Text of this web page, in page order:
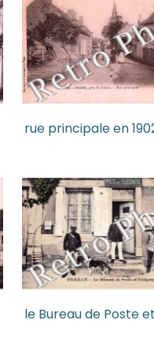
rue principale en